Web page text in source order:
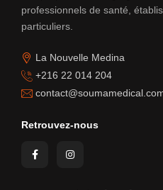
professionnels de santé,
particuliers.
La Nouvelle Medina
+216 22 014 204
Retrouvez-nous